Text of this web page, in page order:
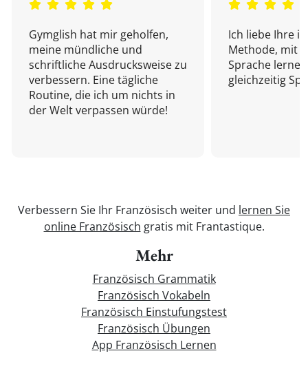
Gymglish hat mir geholfen,
meine mündliche und
schriftliche Ausdrucksweise zu
verbessern. Eine tägliche
Routine, die ich um nichts in
der Welt verpassen würde!
Ich liebe Ihre
Methode, mit
Sprache
gleichzeitig
Verbessern Sie Ihr Französisch weiter und lernen Sie
online Französisch gratis mit Frantastique.
Mehr
Französisch Grammatik
Französisch Vokabeln
Französisch Einstufungstest
Französisch Übungen
App Französisch Lernen